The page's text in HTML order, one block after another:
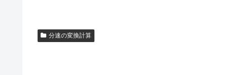
分速の変換計算